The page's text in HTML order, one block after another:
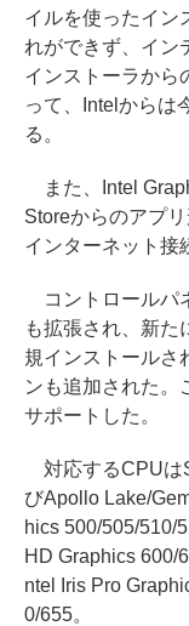
イルを使ったイン
れができず、イン
インストーラから
って、Intelからは
る。
また、Intel
Storeからのアプ
インターネット接
コントロールパ
も拡張され、新た
規インストールさ
ンも追加された。
サポートした。
対応するCPUは
びApollo Lake/
hics 500/505/510/
HD Graphics 600/
ntel Iris Pro
0/655。